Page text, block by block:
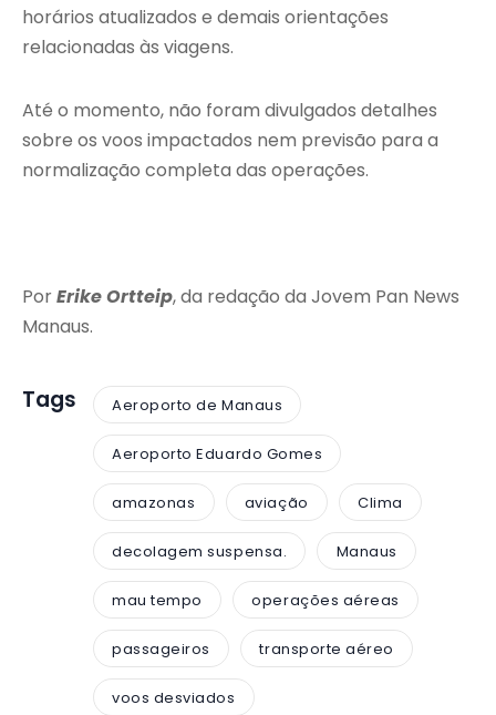
horários atualizados e demais orientações
relacionadas às viagens.
Até o momento, não foram divulgados detalhes
sobre os voos impactados nem previsão para a
normalização completa das operações.
PorErike Ortteip, da redação da Jovem Pan News
Manaus.
Tags Aeroporto de Manaus
Aeroporto Eduardo Gomes
amazonas aviação Clima
decolagem suspensa. Manaus
mau tempo operações aéreas
passageiros transporte aéreo
voos desviados